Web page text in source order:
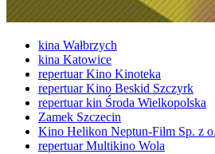
kina Wałbrzych
kina Katowice
repertuar Kino Kinoteka
repertuar Kino Beskid Szczyrk
repertuar kin Środa Wielkopolska
Zamek Szczecin
Kino Helikon Neptun-Film Sp. z
repertuar Multikino Wola